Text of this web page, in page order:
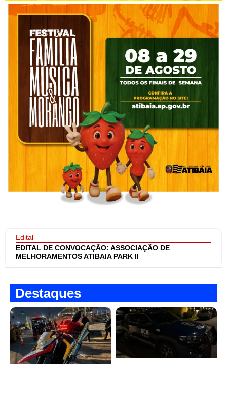
Edital
EDITAL DE CONVOCAÇÃO: ASSOCIAÇÃO DE
MELHORAMENTOS ATIBAIA PARK II
Destaques